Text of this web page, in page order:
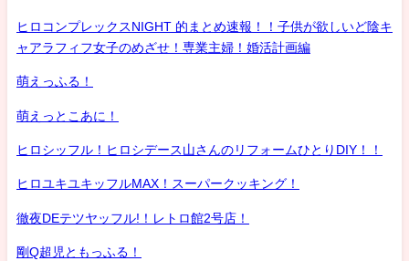
ヒロコンプレックスNIGHT 的まとめ速報！！子供が欲しいど陰キ
ャアラフィフ女子のめざせ！専業主婦！婚活計画編
萌えっふる！
萌えっとこあに！
ヒロシッフル！ヒロシデース山さんのリフォームひとりDIY！！
ヒロユキユキッフルMAX！スーパークッキング！
徹夜DEテツヤッフル!！レトロ館2号店！
剛Q超児ともっふる！